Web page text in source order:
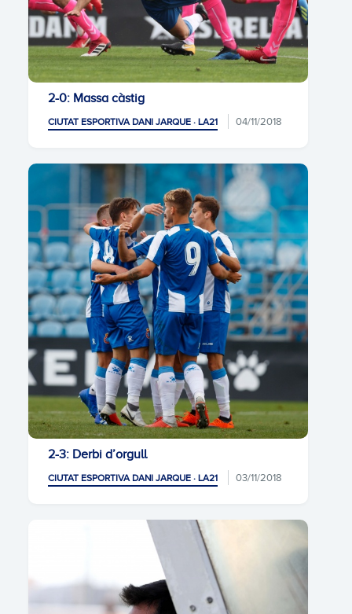
2-0: Massa càstig
CIUTAT ESPORTIVA DANI JARQUE · LA21 04/11/2018
2-3: Derbi d’orgull
CIUTAT ESPORTIVA DANI JARQUE · LA21 03/11/2018